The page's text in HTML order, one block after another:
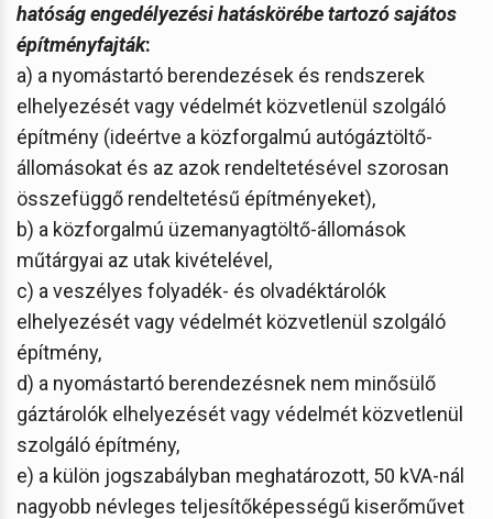
hatóság engedélyezési hatáskörébe tartozó sajátos
építményfajták:
a) a nyomástartó berendezések és rendszerek
elhelyezését vagy védelmét közvetlenül szolgáló
építmény (ideértve a közforgalmú autógáztöltő-
állomásokat és az azok rendeltetésével szorosan
összefüggő rendeltetésű építményeket),
b) a közforgalmú üzemanyagtöltő-állomások
műtárgyai az utak kivételével,
c) a veszélyes folyadék- és olvadéktárolók
elhelyezését vagy védelmét közvetlenül szolgáló
építmény,
d) a nyomástartó berendezésnek nem minősülő
gáztárolók elhelyezését vagy védelmét közvetlenül
szolgáló építmény,
e) a külön jogszabályban meghatározott, 50 kVA-nál
nagyobb névleges teljesítőképességű kiserőművet